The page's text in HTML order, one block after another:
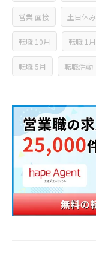
営業 面接 土日休み
転職 10月 転職 1月
転職 5月 転職活動